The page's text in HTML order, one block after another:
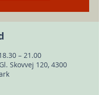
– 21.00
Skovvej 120, 4300